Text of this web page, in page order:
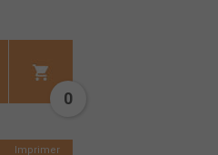
0
Imprimer